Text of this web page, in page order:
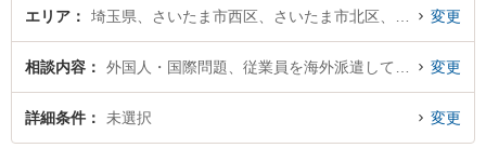
護士や弁護士法人プロテクトスタンス 大宮事務所の小林 久貴弁護士、弁護士法
海外派遣している経営者・会社のトラブルを今すぐに弁護士に相談したい』
『従業員を海外派遣している経営者・会社のトラブル解決の実績豊富な近くの
弁護士を検索したい』『初回相談無料で従業員を海外派遣している経営者・会
エリア 変更
相談内容 変更
詳細条件 未選択 変更